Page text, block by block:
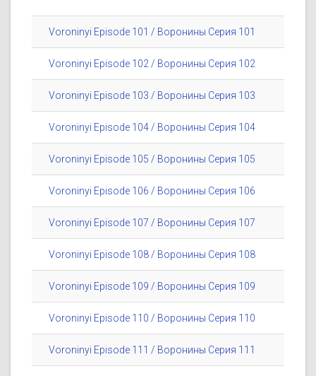
Voroninyi Episode 101 / Воронины Серия 101
Voroninyi Episode 102 / Воронины Серия 102
Voroninyi Episode 103 / Воронины Серия 103
Voroninyi Episode 104 / Воронины Серия 104
Voroninyi Episode 105 / Воронины Серия 105
Voroninyi Episode 106 / Воронины Серия 106
Voroninyi Episode 107 / Воронины Серия 107
Voroninyi Episode 108 / Воронины Серия 108
Voroninyi Episode 109 / Воронины Серия 109
Voroninyi Episode 110 / Воронины Серия 110
Voroninyi Episode 111 / Воронины Серия 111